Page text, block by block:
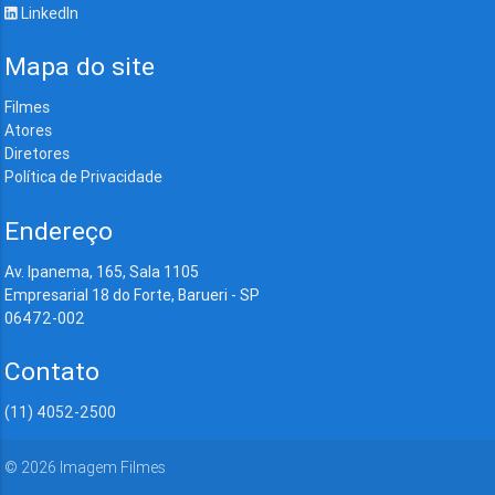
LinkedIn
Mapa do site
Filmes
Atores
Diretores
Política de Privacidade
Endereço
Av. Ipanema, 165, Sala 1105
Empresarial 18 do Forte, Barueri - SP
06472-002
Contato
(11) 4052-2500
© 2026 Imagem Filmes